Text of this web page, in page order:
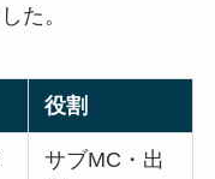
た。
役割
サブMC・出